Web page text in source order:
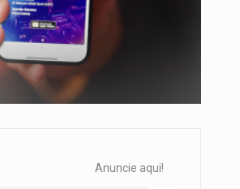
Anuncie aqui!